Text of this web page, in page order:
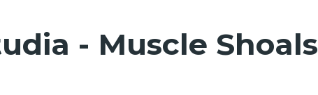
- Muscle Shoals